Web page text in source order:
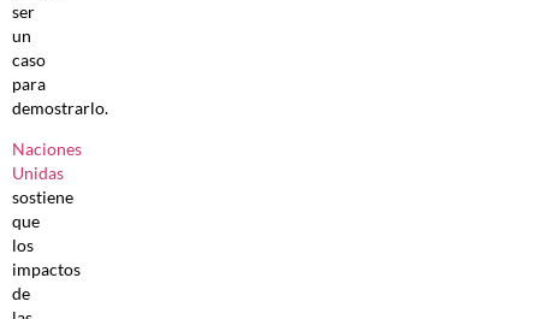
ser
un
caso
para
demostrarlo.
Naciones
Unidas
sostiene
que
los
impactos
de